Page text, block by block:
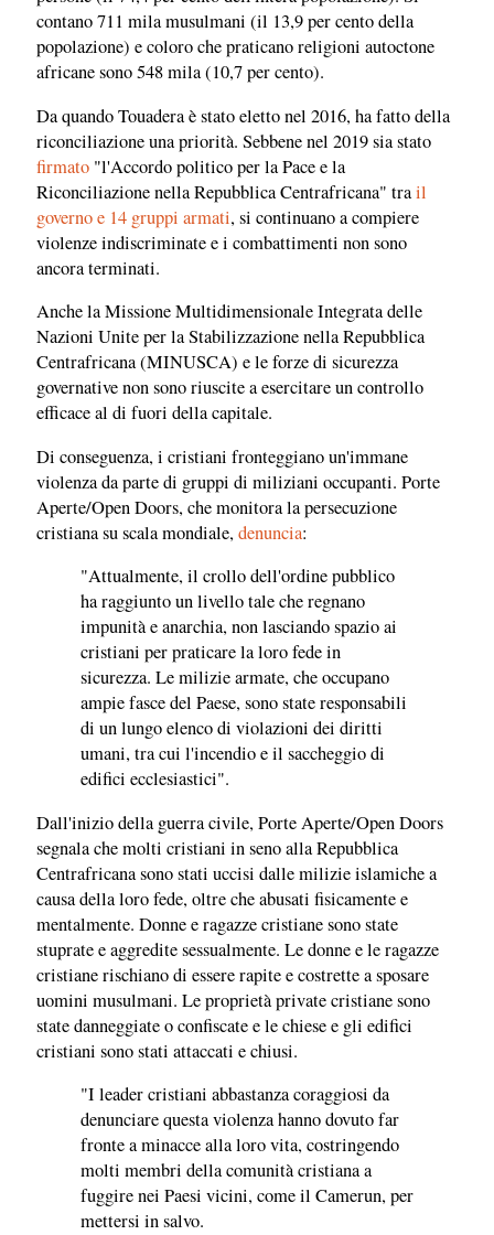
contano 711 mila musulmani (il 13,9 per cento della
popolazione) e coloro che praticano religioni autoctone
africane sono 548 mila (10,7 per cento).
Da quando Touadera è stato eletto nel 2016, ha fatto della
riconciliazione una priorità. Sebbene nel 2019 sia stato
firmato "l'Accordo politico per la Pace e la
Riconciliazione nella Repubblica Centrafricana" trail
governo e 14 gruppi armati, si continuano a compiere
violenze indiscriminate e i combattimenti non sono
ancora terminati.
Anche la Missione Multidimensionale Integrata delle
Nazioni Unite per la Stabilizzazione nella Repubblica
Centrafricana (MINUSCA) e le forze di sicurezza
governative non sono riuscite a esercitare un controllo
efficace al di fuori della capitale.
Di conseguenza, i cristiani fronteggiano un'immane
violenza da parte di gruppi di miliziani occupanti. Porte
Aperte/Open Doors, che monitora la persecuzione
cristiana su scala mondiale,denuncia:
"Attualmente, il crollo dell'ordine pubblico
ha raggiunto un livello tale che regnano
impunità e anarchia, non lasciando spazio ai
cristiani per praticare la loro fede in
sicurezza. Le milizie armate, che occupano
ampie fasce del Paese, sono state responsabili
di un lungo elenco di violazioni dei diritti
umani, tra cui l'incendio e il saccheggio di
edifici ecclesiastici".
Dall'inizio della guerra civile, Porte Aperte/Open Doors
segnala che molti cristiani in seno alla Repubblica
Centrafricana sono stati uccisi dalle milizie islamiche a
causa della loro fede, oltre che abusati fisicamente e
mentalmente. Donne e ragazze cristiane sono state
stuprate e aggredite sessualmente. Le donne e le ragazze
cristiane rischiano di essere rapite e costrette a sposare
uomini musulmani. Le proprietà private cristiane sono
state danneggiate o confiscate e le chiese e gli edifici
cristiani sono stati attaccati e chiusi.
"I leader cristiani abbastanza coraggiosi da
denunciare questa violenza hanno dovuto far
fronte a minacce alla loro vita, costringendo
molti membri della comunità cristiana a
fuggire nei Paesi vicini, come il Camerun, per
mettersi in salvo.